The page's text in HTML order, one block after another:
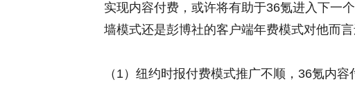
实现内容付费，或许将有助于36氪进入下一
墙模式还是彭博社的客户端年费模式对他而言
（1）纽约时报付费模式推广不顺，36氪内容